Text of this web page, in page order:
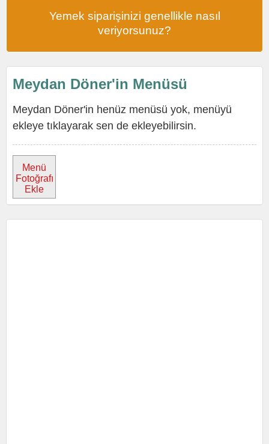
Yemek siparişinizi genellikle nasıl
veriyorsunuz?
Meydan Döner'in Menüsü
Meydan Döner'in henüz menüsü yok, menüyü
ekleye tıklayarak sen de ekleyebilirsin.
Menü
Fotoğrafı
Ekle